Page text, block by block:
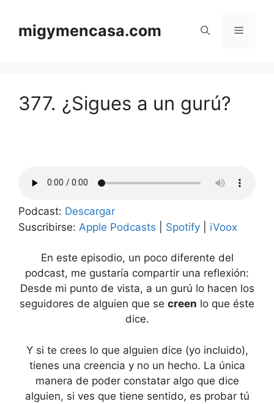
contenido
migymencasa.com Menú
377. ¿Sigues a un gurú?
Podcast: Descargar
Suscribirse: Apple Podcasts Spotify iVoox
En este episodio, un poco diferente del
podcast, me gustaría compartir una reflexión:
Desde mi punto de vista, a un gurú lo hacen los
seguidores de alguien que se creen lo que éste
dice.
Y si te crees lo que alguien dice (yo incluido),
tienes una creencia y no un hecho. La única
manera de poder constatar algo que dice
alguien, si ves que tiene sentido, es probar tú